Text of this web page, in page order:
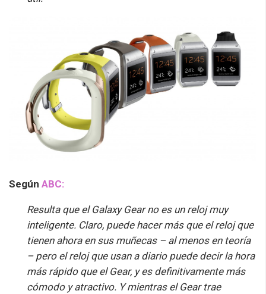
Según ABC:
Resulta que el Galaxy Gear no es un reloj muy
inteligente. Claro, puede hacer más que el reloj que
tienen ahora en sus muñecas – al menos en teoría
– pero el reloj que usan a diario puede decir la hora
más rápido que el Gear, y es definitivamente más
cómodo y atractivo. Y mientras el Gear trae